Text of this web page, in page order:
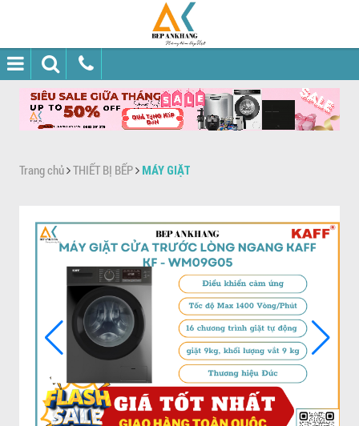
Trang chủ THIẾT BỊ BẾP MÁY GIẶT